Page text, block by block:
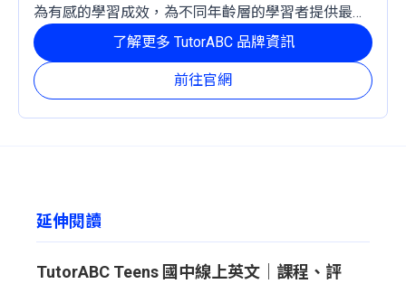
為有感的學習成效，為不同年齡層的學習者提供最穩
定且有效的成長路徑。
前往官網
了解更多 TutorABC 品牌資訊
延伸閱讀
TutorABC Teens 國中線上英文｜課程、評